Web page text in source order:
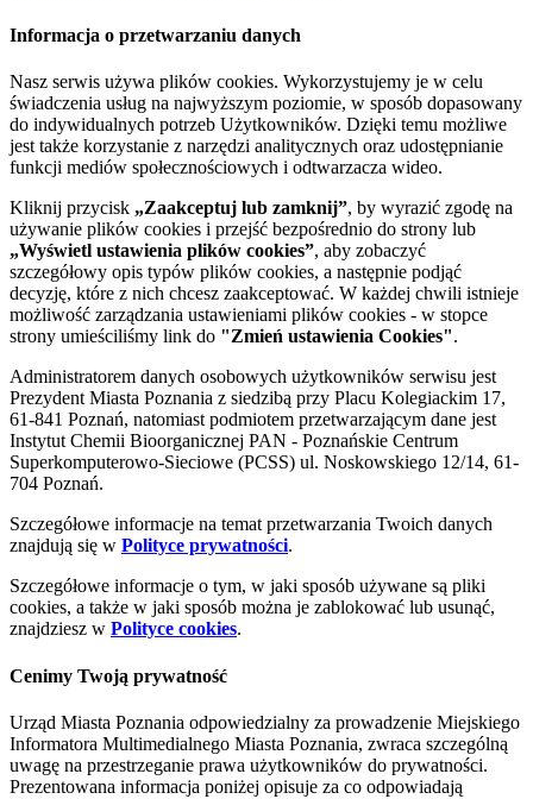
Informacja o przetwarzaniu danych
Nasz serwis używa plików cookies. Wykorzystujemy je w celu
świadczenia usług na najwyższym poziomie, w sposób dopasowany
do indywidualnych potrzeb Użytkowników. Dzięki temu możliwe
jest także korzystanie z narzędzi analitycznych oraz udostępnianie
funkcji mediów społecznościowych i odtwarzacza wideo.
Kliknij przycisk „Zaakceptuj lub zamknij”, by wyrazić zgodę na
używanie plików cookies i przejść bezpośrednio do strony lub
„Wyświetl ustawienia plików cookies”, aby zobaczyć
szczegółowy opis typów plików cookies, a następnie podjąć
decyzję, które z nich chcesz zaakceptować. W każdej chwili istnieje
możliwość zarządzania ustawieniami plików cookies - w stopce
strony umieściliśmy link do "Zmień ustawienia Cookies".
Administratorem danych osobowych użytkowników serwisu jest
Prezydent Miasta Poznania z siedzibą przy Placu Kolegiackim 17,
61-841 Poznań, natomiast podmiotem przetwarzającym dane jest
Instytut Chemii Bioorganicznej PAN - Poznańskie Centrum
Superkomputerowo-Sieciowe (PCSS) ul. Noskowskiego 12/14, 61-
704 Poznań.
Szczegółowe informacje na temat przetwarzania Twoich danych
znajdują się w Polityce prywatności.
Szczegółowe informacje o tym, w jaki sposób używane są pliki
cookies, a także w jaki sposób można je zablokować lub usunąć,
znajdziesz w Polityce cookies.
Cenimy Twoją prywatność
Urząd Miasta Poznania odpowiedzialny za prowadzenie Miejskiego
Informatora Multimedialnego Miasta Poznania, zwraca szczególną
uwagę na przestrzeganie prawa użytkowników do prywatności.
Prezentowana informacja poniżej opisuje za co odpowiadają